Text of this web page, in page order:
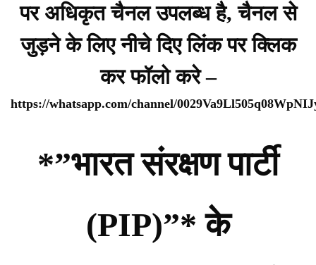
पर अधिकृत चैनल उपलब्ध है, चैनल से
जुड़ने के लिए नीचे दिए लिंक पर क्लिक
कर फॉलो करे –
https://whatsapp.com/channel/
*”भारत संरक्षण पार्टी
(PIP)”* के